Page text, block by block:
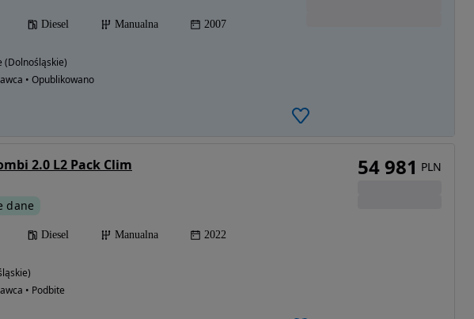
Diesel Manualna 2007
(Dolnośląskie)
• Opublikowano
2.0 L2 Pack Clim
dane
Diesel Manualna 2022
• Podbite
54 981 PLN